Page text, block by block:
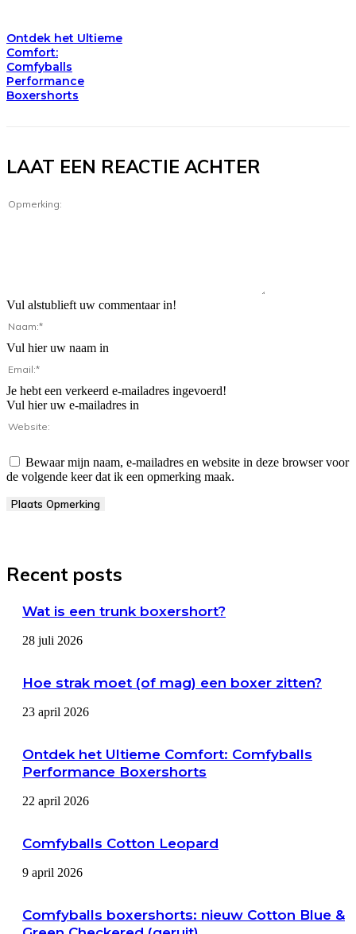
Ontdek het Ultieme
Comfort:
Comfyballs
Performance
Boxershorts
LAAT EEN REACTIE ACHTER
Vul alstublieft uw commentaar in!
Vul hier uw naam in
Je hebt een verkeerd e-mailadres ingevoerd!
Vul hier uw e-mailadres in
Bewaar mijn naam, e-mailadres en website in deze browser voor
de volgende keer dat ik een opmerking maak.
Recent posts
Wat is een trunk boxershort?
28 juli 2026
Hoe strak moet (of mag) een boxer zitten?
23 april 2026
Ontdek het Ultieme Comfort: Comfyballs
Performance Boxershorts
22 april 2026
Comfyballs Cotton Leopard
9 april 2026
Comfyballs boxershorts: nieuw Cotton Blue &